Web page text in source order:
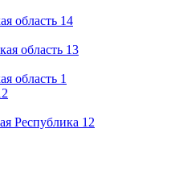
область 14
область 13
область 1
Республика 12